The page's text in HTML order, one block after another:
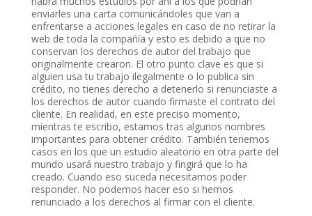
enviarles una carta comunicándoles que van a
enfrentarse a acciones legales en caso de no retirar la
web de toda la compañía y esto es debido a que no
conservan los derechos de autor del trabajo que
originalmente crearon. El otro punto clave es que si
alguien usa tu trabajo ilegalmente o lo publica sin
crédito, no tienes derecho a detenerlo si renunciaste a
los derechos de autor cuando firmaste el contrato del
cliente. En realidad, en este preciso momento,
mientras te escribo, estamos tras algunos nombres
importantes para obtener crédito. También tenemos
casos en los que un estudio aleatorio en otra parte del
mundo usará nuestro trabajo y fingirá que lo ha
creado. Cuando eso suceda necesitamos poder
responder. No podemos hacer eso si hemos
renunciado a los derechos al firmar con el cliente.